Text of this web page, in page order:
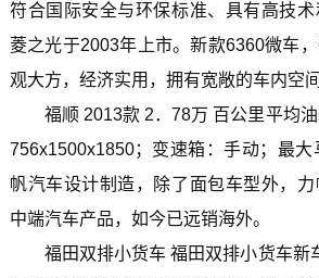
符合国际安全与环保标准、具有高技
菱之光于2003年上市。新款6360微车
观大方，经济实用，拥有宽敞的车内空间
福顺 2013款 2．78万 百公里平均
756x1500x1850；变速箱：手动；最
帆汽车设计制造，除了面包车型外，
中端汽车产品，如今已远销海外。
福田双排小货车 福田双排小货车新